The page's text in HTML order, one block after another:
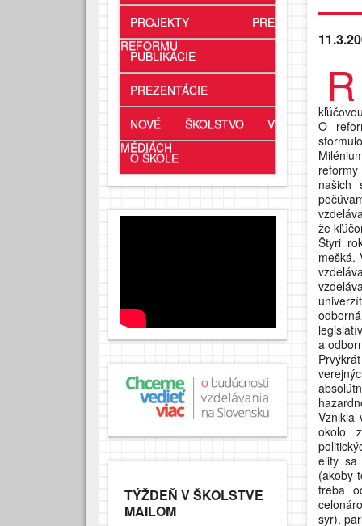
PROJEKTY PRE
REFORMU
PUBLIKÁCIE
PREZENTÁCIE
NOVÉ ŠKOLSTVO V
MÉDIÁCH
O ŠKOLE
TÝŽDEŇ V ŠKOLSTVE
MAILOM
R
O
našich
že
Štyri
mešká.
a
Vznikla
okolo
elity sa
(akoby
treba
syr),